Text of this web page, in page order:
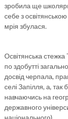
зробила ще
себе з
мрія збулася.
Освітянська
по здобутті
досвід черпала,
селі Запілля, а,
навчаючись на
державного
національного).